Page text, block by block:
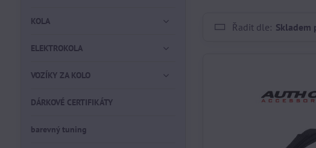
Řadit dle: Skladem
KOLA
ELEKTROKOLA
VOZÍKY ZA KOLO
DÁRKOVÉ CERTIFIKÁTY
barevný tuning